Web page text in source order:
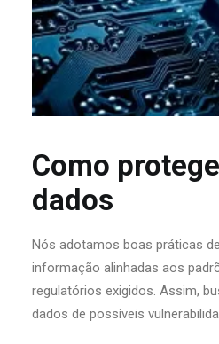
Como
dados
Nós adotamos boas práticas
informação alinhadas aos
regulatórios exigidos. Assim,
dados de possíveis